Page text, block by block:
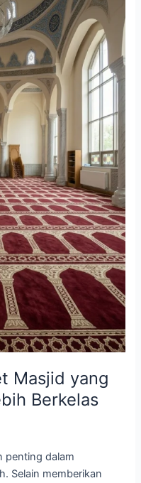
Masjid yang
Berkelas
penting dalam
Selain memberikan